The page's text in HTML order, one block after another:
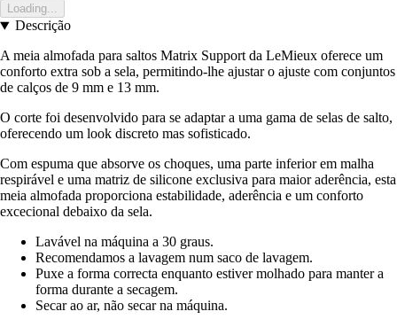
Loading...
Descrição
A meia almofada para saltos Matrix Support da LeMieux oferece um
conforto extra sob a sela, permitindo-lhe ajustar o ajuste com conjuntos
de calços de 9 mm e 13 mm.
O corte foi desenvolvido para se adaptar a uma gama de selas de salto,
oferecendo um look discreto mas sofisticado.
Com espuma que absorve os choques, uma parte inferior em malha
respirável e uma matriz de silicone exclusiva para maior aderência, esta
meia almofada proporciona estabilidade, aderência e um conforto
excecional debaixo da sela.
Lavável na máquina a 30 graus.
Recomendamos a lavagem num saco de lavagem.
Puxe a forma correcta enquanto estiver molhado para manter a
forma durante a secagem.
Secar ao ar, não secar na máquina.